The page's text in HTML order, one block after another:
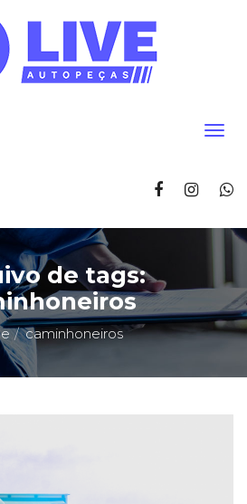
de tags:
caminhoneiros